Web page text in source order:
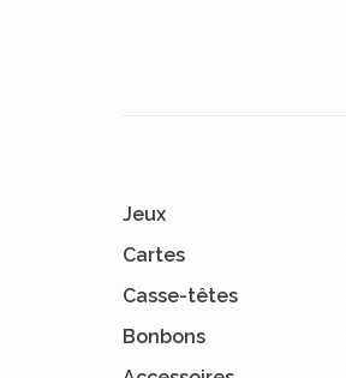
Jeux
Cartes
Casse-têtes
Bonbons